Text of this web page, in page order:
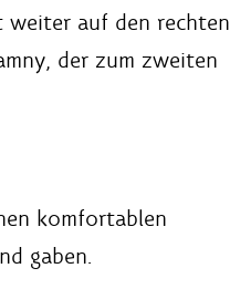
weiter auf den rechten
der zum zweiten
komfortablen
gaben.